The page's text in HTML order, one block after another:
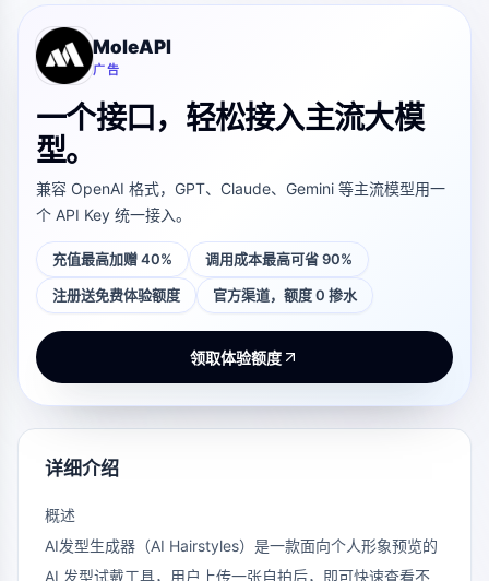
MoleAPI
广告
一个接口，轻松接入主流大模
型。
兼容 OpenAI 格式，GPT、Claude、Gemini 等主流模型用一
个 API Key 统一接入。
充值最高加赠 40% 调用成本最高可省 90%
注册送免费体验额度 官方渠道，额度 0 掺水
领取体验额度
详细介绍
概述
AI发型生成器（AI Hairstyles）是一款面向个人形象预览的
AI 发型试戴工具，用户上传一张自拍后，即可快速查看不